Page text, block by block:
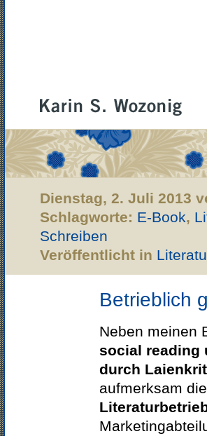
Dienstag, 2. Juli 2013
Schlagworte: E-Book,
Schreiben
Veröffentlicht in
Betrieblich
Neben meinen
social reading
durch
aufmerksam